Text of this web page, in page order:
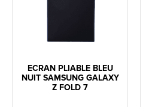
ECRAN PLIABLE BLEU
NUIT SAMSUNG GALAXY
Z FOLD 7